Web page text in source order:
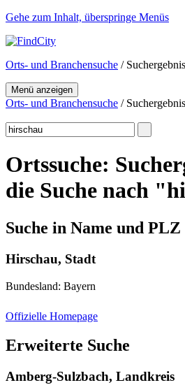
Gehe zum Inhalt, überspringe Menüs
Orts- und Branchensuche / Suchergebnis
Menü anzeigen
Orts- und Branchensuche / Suchergebnis
Ortssuche:
die Suche nach
Suche in Name und PLZ
Hirschau, Stadt
Bundesland: Bayern
Offizielle Homepage
Erweiterte Suche
Amberg-Sulzbach, Landkreis